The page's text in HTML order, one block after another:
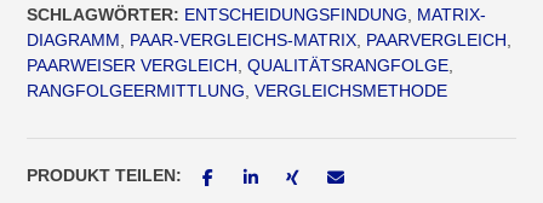
SCHLAGWÖRTER: ENTSCHEIDUNGSFINDUNG
MATRIX-
DIAGRAMM
PAAR-VERGLEICHS-MATRIX PAARVERGLEICH
PAARWEISER VERGLEICH ,QUALITÄTSRANGFOLGE
RANGFOLGEERMITTLUNG ,VERGLEICHSMETHODE
PRODUKT TEILEN: